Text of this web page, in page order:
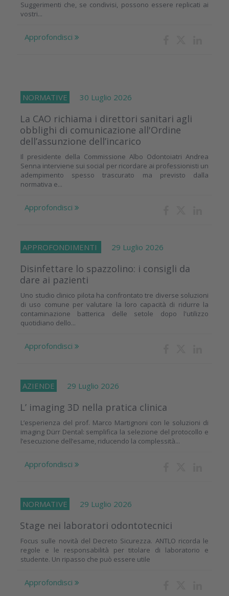
Suggerimenti che, se condivisi, possono essere replicati ai
vostri...
Approfondisci
NORMATIVE 30 Luglio 2026
La CAO richiama i direttori sanitari agli
obblighi di comunicazione all'Ordine
dell’assunzione dell’incarico
Il presidente della Commissione Albo Odontoiatri Andrea
Senna interviene sui social per ricordare ai professionisti un
adempimento spesso trascurato ma previsto dalla
normativa e...
Approfondisci
APPROFONDIMENTI 29 Luglio 2026
Disinfettare lo spazzolino: i consigli da
dare ai pazienti
Uno studio clinico pilota ha confrontato tre diverse soluzioni
di uso comune per valutare la loro capacità di ridurre la
contaminazione batterica delle setole dopo l'utilizzo
quotidiano dello...
Approfondisci
AZIENDE 29 Luglio 2026
L’ imaging 3D nella pratica clinica
L’esperienza del prof. Marco Martignoni con le soluzioni di
imaging Dürr Dental: semplifica la selezione del protocollo e
l’esecuzione dell’esame, riducendo la complessità...
Approfondisci
NORMATIVE 29 Luglio 2026
Stage nei laboratori odontotecnici
Focus sulle novità del Decreto Sicurezza. ANTLO ricorda le
regole e le responsabilità per titolare di laboratorio e
studente. Un ripasso che può essere utile
Approfondisci